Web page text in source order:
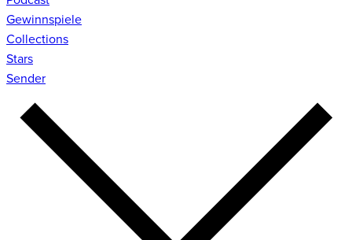
Gewinnspiele
Collections
Stars
Sender